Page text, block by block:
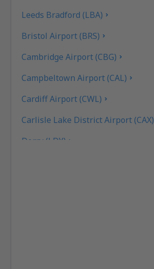
Leeds Bradford (LBA)
Bristol Airport (BRS)
Cambridge Airport (CBG)
Campbeltown Airport (CAL)
Cardiff Airport (CWL)
Carlisle Lake District Airport (CAX)
Derry (LDY)